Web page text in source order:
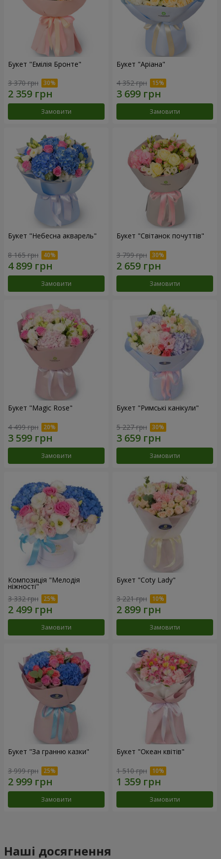
Букет "Емілія Бронте"
3 370 грн
Замовити
Букет "Аріана"
4 352 грн
Замовити
Букет "Небесна акварель"
8 165 грн
Замовити
Букет "Світанок почуттів"
3 799 грн
Замовити
Букет "Magic Rose"
4 499 грн
Замовити
Букет "Римські канікули"
5 227 грн
Замовити
Композиція "Мелодія
ніжності"
3 332 грн
Замовити
Букет "Coty Lady"
3 221 грн
Замовити
Букет "За гранню казки"
3 999 грн
Замовити
Букет "Океан квітів"
1 510 грн
Замовити
Наші досягнення